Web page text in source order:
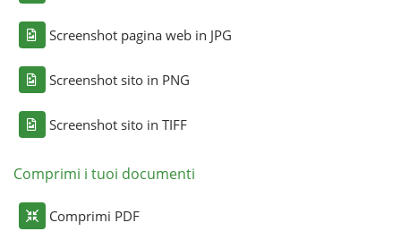
Screenshot pagina web in JPG
Screenshot sito in PNG
Screenshot sito in TIFF
Comprimi i tuoi documenti
Comprimi PDF